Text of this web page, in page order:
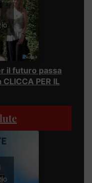
il futuro passa
PER IL